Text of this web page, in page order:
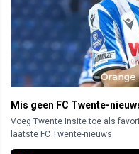
Mis geen FC Twente-
Voeg Twente Insite toe als
laatste FC Twente-nieuws.